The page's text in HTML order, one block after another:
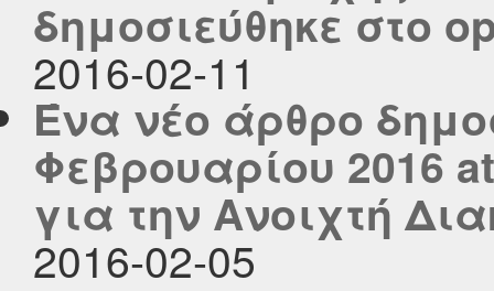
δημοσιεύθηκε στο
2016-02-11
Ένα νέο άρθρο
Φεβρουαρίου 2016
για την Ανοιχτή
2016-02-05